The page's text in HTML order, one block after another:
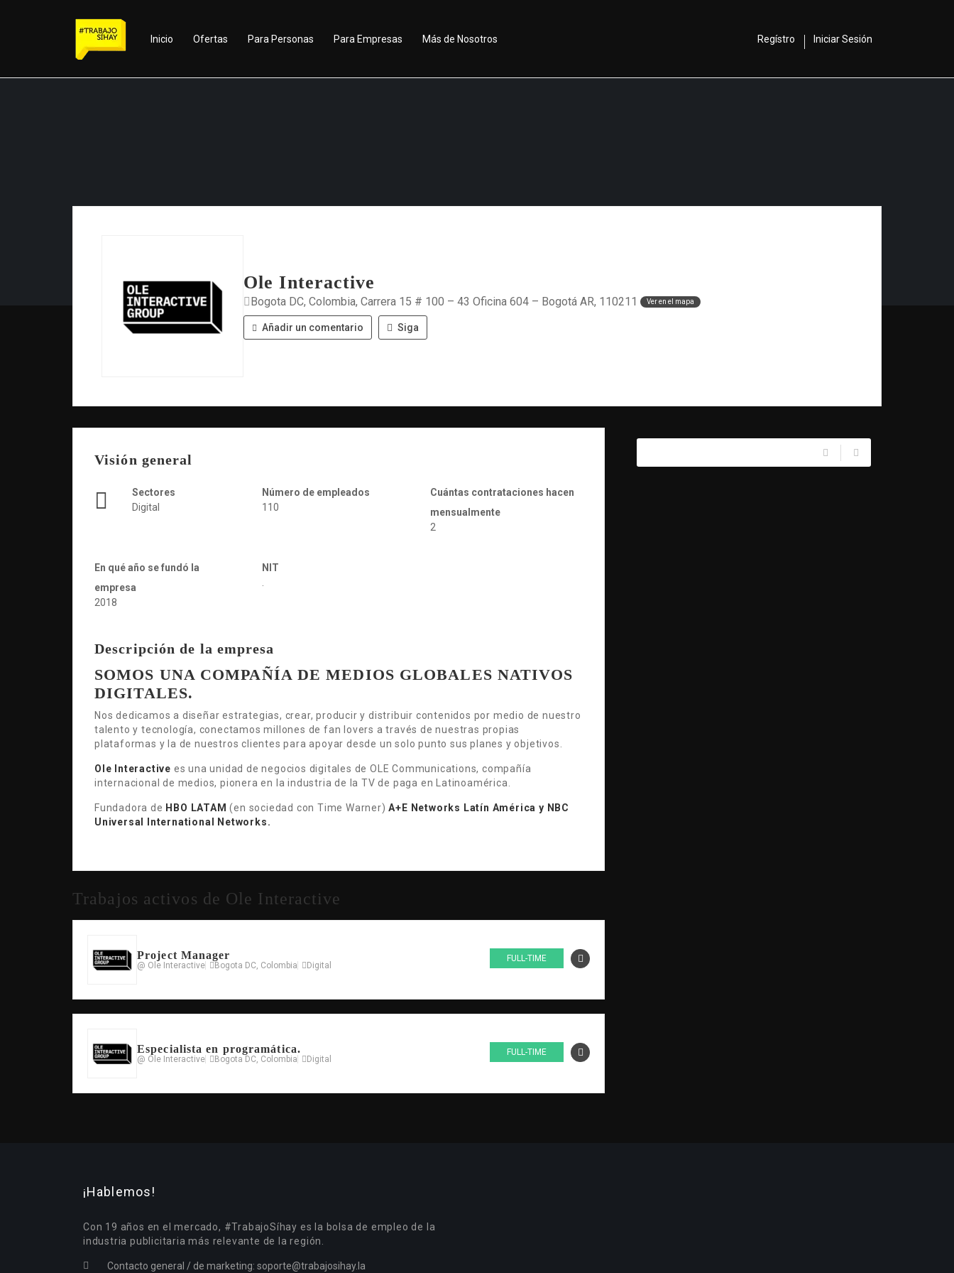
Inicio Ofertas Para Personas Para Empresas Más de Nosotros Regístro Iniciar Sesión
Ole Interactive
Bogota DC, Colombia, Carrera 15 # 100 – 43 Oficina 604 – Bogotá AR, 110211 Ver en el mapa
Añadir un comentario Siga
Visión general
Sectores
Digital
Número de empleados
110
Cuántas contrataciones hacen
mensualmente
2
En qué año se fundó la
empresa
2018
NIT
Descripción de la empresa
SOMOS UNA COMPAÑÍA DE MEDIOS GLOBALES NATIVOS
DIGITALES.
Nos dedicamos a diseñar estrategias, crear, producir y distribuir contenidos por medio de nuestro
talento y tecnología, conectamos millones de fan lovers a través de nuestras propias
plataformas y la de nuestros clientes para apoyar desde un solo punto sus planes y objetivos.
Ole Interactive es una unidad de negocios digitales de OLE Communications, compañía
internacional de medios, pionera en la industria de la TV de paga en Latinoamérica.
Fundadora de HBO LATAM (en sociedad con Time Warner)A+E Networks Latín América y NBC
Universal International Networks.
Trabajos activos de Ole Interactive
Project Manager
@ Ole Interactive Bogota DC, Colombia Digital
FULL-TIME
Especialista en programática.
@ Ole Interactive Bogota DC, Colombia Digital
FULL-TIME
¡Hablemos!
Con 19 años en el mercado, #TrabajoSíhay es la bolsa de empleo de la
industria publicitaria más relevante de la región.
Contacto general / de marketing: soporte@trabajosihay.la